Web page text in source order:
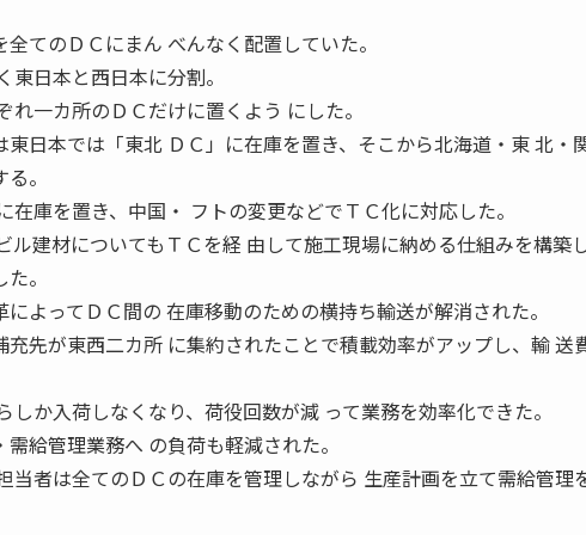
てのＤＣにまん べんなく配置していた。
日本と西日本に分割。
一カ所のＤＣだけに置くよう にした。
日本では「東北 ＤＣ」に在庫を置き、そこから北海道・東 北・
。
在庫を置き、中国・ フトの変更などでＴＣ化に対応した。
ル建材についてもＴＣを経 由して施工現場に納める仕組みを構築
。
よってＤＣ間の 在庫移動のための横持ち輸送が解消された。
先が東西二カ所 に集約されたことで積載効率がアップし、輸 送
しか入荷しなくなり、荷役回数が減 って業務を効率化できた。
給管理業務へ の負荷も軽減された。
当者は全てのＤＣの在庫を管理しながら 生産計画を立て需給管理